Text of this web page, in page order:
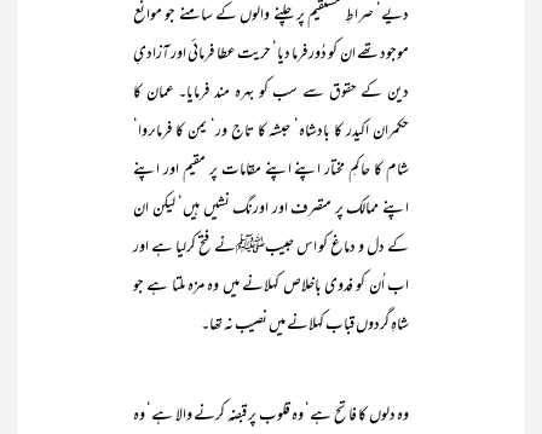
دیے‘ صراطِ مستقیم پر چلنے والوں کے سامنے جو موانع
موجود تھے ان کو دُور فرما دیا‘ حریت عطا فرمائی اور آزادیِ
دین کے حقوق سے سب کو بہرہ مند فرمایا۔ عمان کا
حکمران اکیدر کا بادشاہ‘ حبشہ کا تاج ور‘ یمن کا فرماںروا‘
شام کا حاکمِ مختار اپنے اپنے مقامات پر مقیم اور اپنے
اپنے ممالک پر متصرف اور اورنگ نشیں ہیں‘ لیکن ان
کے دل و دماغ کو اس حبیبﷺنے فتح کرلیا ہے اور
اب اُن کو فدوی باخلاص کہلانے میں وہ مزہ ملتا ہے جو
شاہِ گردوں قباب کہلانے میں نصیب نہ تھا۔
وہ دلوں کا فاتح ہے‘ وہ قلوب پر قبضہ کرنے والا ہے‘ وہ